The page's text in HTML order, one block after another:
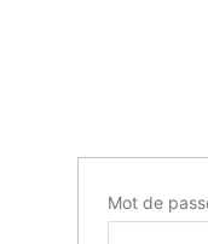
Mot de